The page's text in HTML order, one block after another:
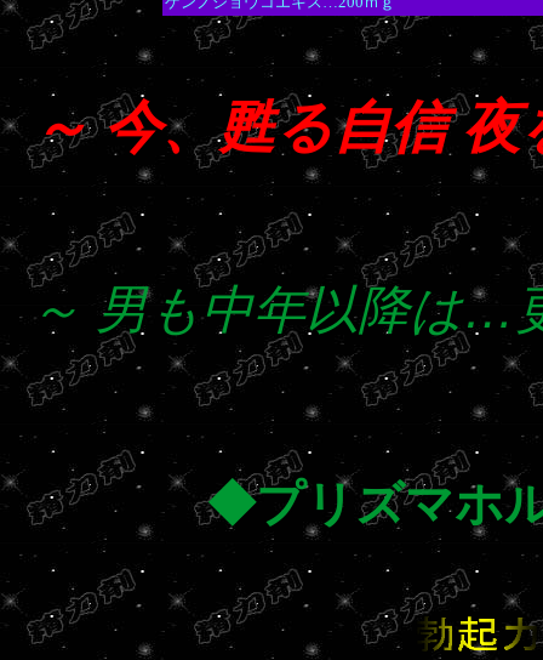
～ 今、甦る自信
～ 男も中年以降は…
◆プリズマホ